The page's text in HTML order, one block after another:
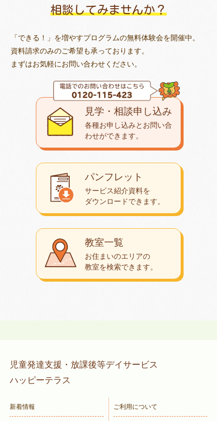
相談してみませんか？
「できる！」を増やすプログラムの無料体験会を開催中。
資料請求のみのご希望も承っております。
まずはお気軽にお問い合わせください。
教室一覧
お住まいのエリアの
教室を検索できます。
パンフレット
サービス紹介資料を
ダウンロードできます。
見学・相談申し込み
各種お申し込みとお問い合
わせができます。
児童発達支援・放課後等デイサービス
ハッピーテラス
新着情報 ご利用について